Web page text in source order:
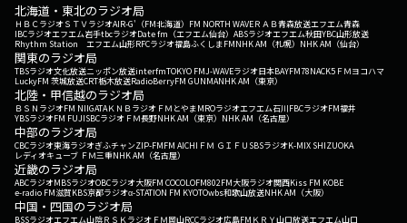
北海道・東北のラジオ局
ＨＢＣラジオＳＴＶラジオAIR-G'（FM北海道） FM NORTH WAVEＲＡＢ青森放送エフエム青森
IBCラジオエフエム岩手tbcラジオDate fm（エフエム仙台） ABSラジオエフエム秋田YBC山形放送
Rhythm Station エフエム山形RFCラジオ福島ふくしまFMNHK AM（札幌） NHK AM（仙台）
関東のラジオ局
TBSラジオ文化放送ニッポン放送interfmTOKYO FMJ-WAVEラジオ日本BAYFM78NACK5 ＦＭヨコハマ
LuckyFM 茨城放送CRT栃木放送RadioBerryFM GUNMANHK AM（東京）
北陸・甲信越のラジオ局
ＢＳＮラジオFM NIIGATAＫＮＢラジオ ＦＭとやまMROラジオエフエム石川FBCラジオFM福井
YBSラジオFM FUJISBCラジオ ＦＭ長野NHK AM（東京） NHK AM（名古屋）
中部のラジオ局
CBCラジオ東海ラジオぎふチャンZIP-FMFM AICHI ＦＭ ＧＩＦＵ SBSラジオK-MIX SHIZUOKA
レディオキューブ ＦＭ三重NHK AM（名古屋）
近畿のラジオ局
ABCラジオMBSラジオOBCラジオ大阪FM COCOLOFM802FM大阪ラジオ関西Kiss FM KOBE
e-radio FM滋賀KBS京都ラジオα-STATION FM KYOTOwbs和歌山放送NHK AM（大阪）
中国・四国のラジオ局
BSSラジオエフエム山陰ＲＳＫラジオ ＦＭ岡山RCCラジオ広島FM ＫＲＹ山口放送エフエム山口